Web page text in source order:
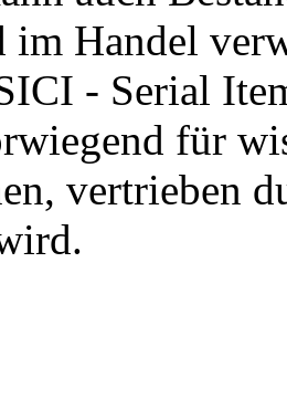
im Handel
- Serial
für
vertrieben